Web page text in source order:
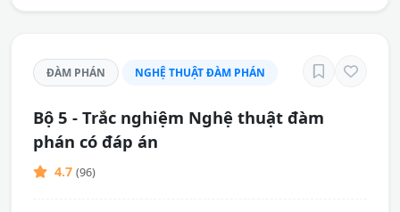
ĐÀM PHÁN NGHỆ THUẬT ĐÀM PHÁN
Bộ 5 - Trắc nghiệm Nghệ thuật đàm
phán có đáp án
4.7 (96)